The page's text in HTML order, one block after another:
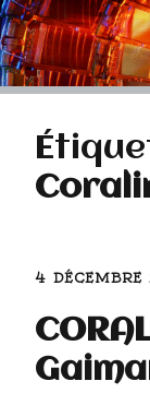
contenu
principal
4